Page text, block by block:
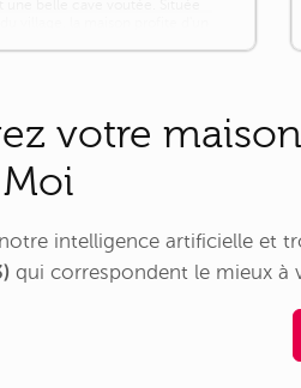
votre
intelligence artificielle et
qui correspondent le mieux à